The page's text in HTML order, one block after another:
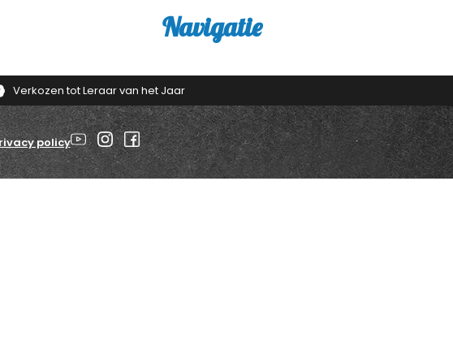
Navigatie
Verkozen tot Leraar van het Jaar
policy